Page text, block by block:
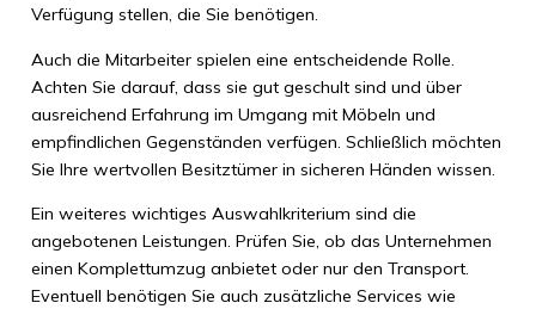
Verfügung stellen, die Sie benötigen.
Auch die Mitarbeiter spielen eine entscheidende Rolle.
Achten Sie darauf, dass sie gut geschult sind und über
ausreichend Erfahrung im Umgang mit Möbeln und
empfindlichen Gegenständen verfügen. Schließlich möchten
Sie Ihre wertvollen Besitztümer in sicheren Händen wissen.
Ein weiteres wichtiges Auswahlkriterium sind die
angebotenen Leistungen. Prüfen Sie, ob das Unternehmen
einen Komplettumzug anbietet oder nur den Transport.
Eventuell benötigen Sie auch zusätzliche Services wie